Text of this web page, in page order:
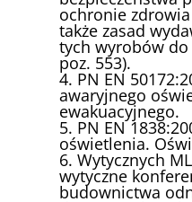
ochronie
także zasad
tych wyrobów do
poz. 553).
4. PN EN
awaryjnego
ewakuacyjnego.
5. PN EN
oświetlenia.
6. Wytycznych
wytyczne
budownictwa